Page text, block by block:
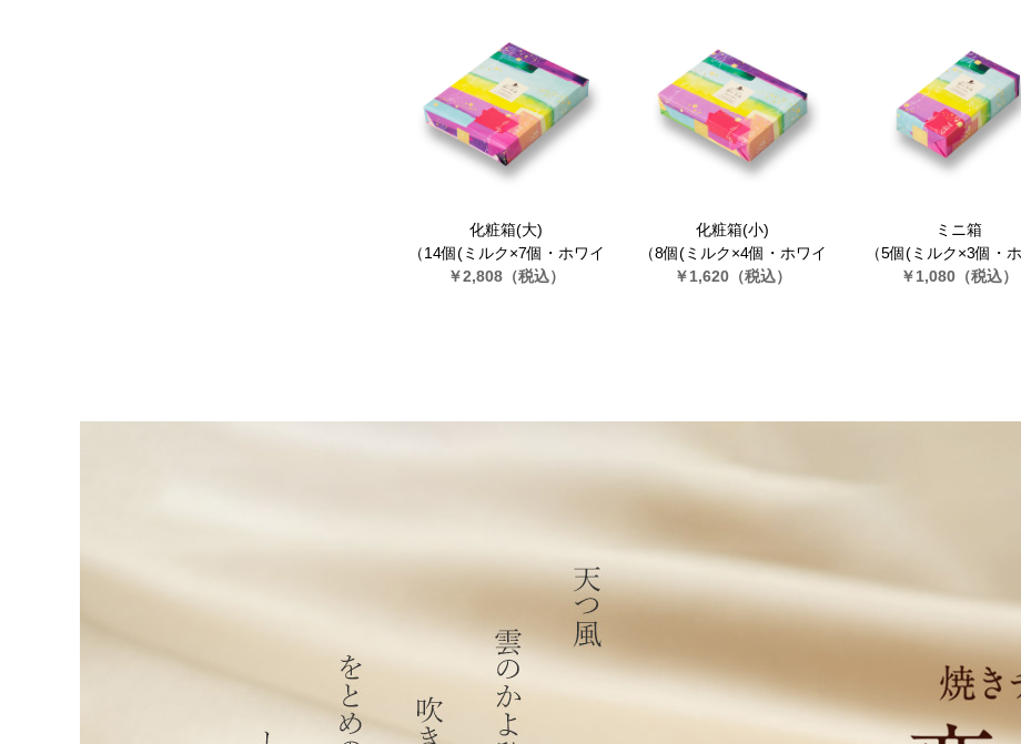
化粧箱(大)
（14個(ミルク×7個・ホワイ
ト×7個)）
￥2,808 （税込）
化粧箱(小)
（8個(ミルク×4個・ホワイ
ト×4個)）
￥1,620 （税込）
ミニ箱
（5個(ミルク×3個・
ト×2個)）
￥1,080 （税込）